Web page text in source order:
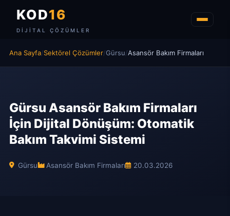
KOD16
DIJITAL ÇÖZÜMLER
Ana Sayfa/Sektörel Çözümler/Gürsu/Asansör Bakım Firmaları
Gürsu Asansör Bakım Firmaları
İçin Dijital Dönüşüm: Otomatik
Bakım Takvimi Sistemi
Gürsu Asansör Bakım Firmaları 20.03.2026